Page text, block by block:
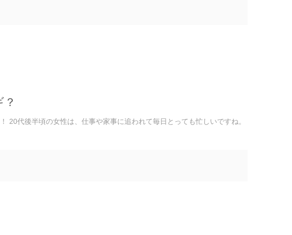
20代後半頃の女性は、仕事や家事に追われて毎日とっても忙しいですね。